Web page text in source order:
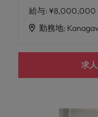
給与: ¥8,000,000
勤務地:
求